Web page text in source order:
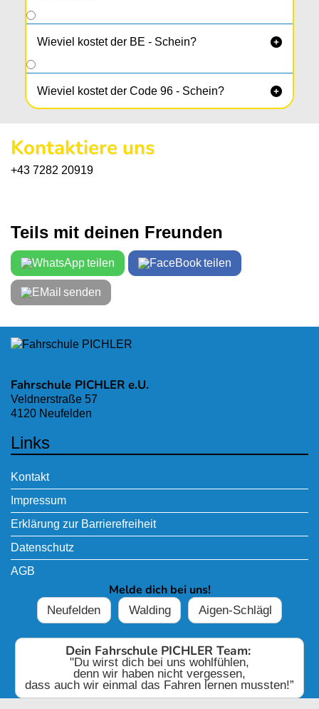
Wieviel kostet der BE - Schein? 
Wieviel kostet der Code 96 - Schein? 
Kontaktiere uns
+43 7282 20919
Teils mit deinen Freunden
teilen teilen
senden
Fahrschule PICHLER e.U.
Veldnerstraße 57
4120 Neufelden
Links
Kontakt
Impressum
Erklärung zur Barrierefreiheit
Datenschutz
AGB
Melde dich bei uns!
Neufelden Walding Aigen-Schlägl
Dein Fahrschule PICHLER Team:
"Du wirst dich bei uns wohlfühlen,
denn wir haben nicht vergessen,
dass auch wir einmal das Fahren lernen mussten!”